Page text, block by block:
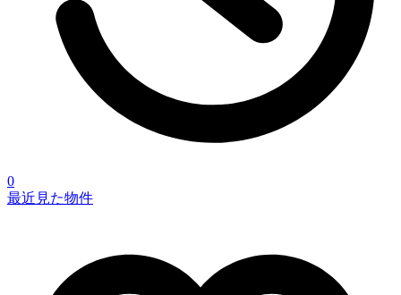
0
最近見た物件